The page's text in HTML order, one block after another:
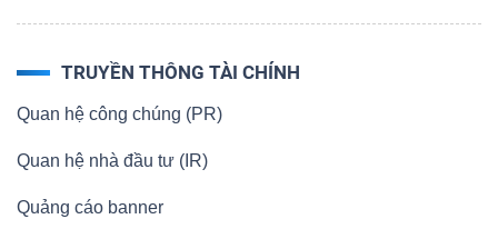
TRUYỀN THÔNG TÀI CHÍNH
Quan hệ công chúng (PR)
Quan hệ nhà đầu tư (IR)
Quảng cáo banner